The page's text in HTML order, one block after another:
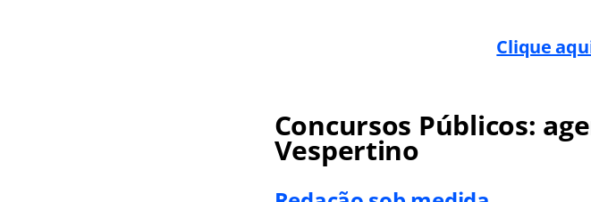
Clique
Concursos Públicos:
Vespertino